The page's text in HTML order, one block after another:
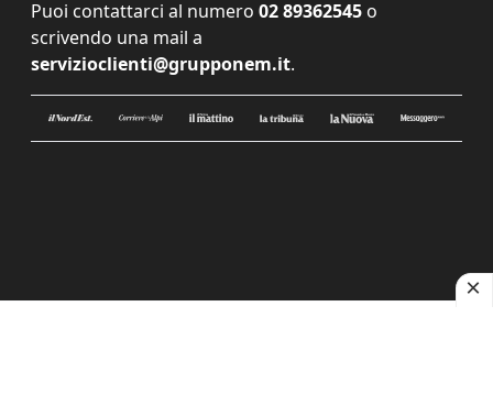
Puoi contattarci al numero 02 89362545 o
scrivendo una mail a
servizioclienti@grupponem.it.